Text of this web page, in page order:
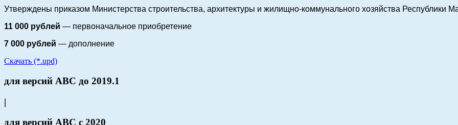
Утверждены приказом Министерства строительства, архитектуры и жилищно-коммунального хозяйства Республики
11 000 рублей — первоначальное приобретение
7 000 рублей — дополнение
Скачать (*.upd)
для версий АВС до 2019.1
|
для версий АВС с 2020